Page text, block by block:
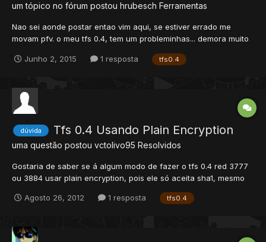
um tópico no fórum postou hrubesch Ferramentas
Nao sei aonde postar entao vim aqui, se estiver errado me
movam pfv. o meu tfs 0.4, tem um probleminhas... demora muito
demora e torno de 5 segundos, antes de coloca o tfs 0.4 tava
na...
Junho 2, 2015 1 resposta tfs0.4
dúvida Tfs 0.4 Usando Plain Encryption
uma questão postou vctolivo95 Resolvidos
Gostaria de saber se á algum modo de fazer o tfs 0.4 red 3777
ou 3884 usar plain encryption, pois ele só aceita sha1, mesmo
plainpara nao dar conflito quando criar conta site/ot e vice
Agosto 26, 2012 1 resposta tfs0.4